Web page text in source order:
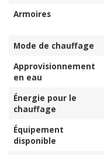
Armoires
Mode de chauffage
Approvisionnement
en eau
Énergie pour le
chauffage
Équipement
disponible